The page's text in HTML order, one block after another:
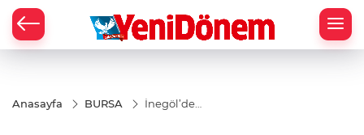
Anasayfa BURSA
İnegöl’de